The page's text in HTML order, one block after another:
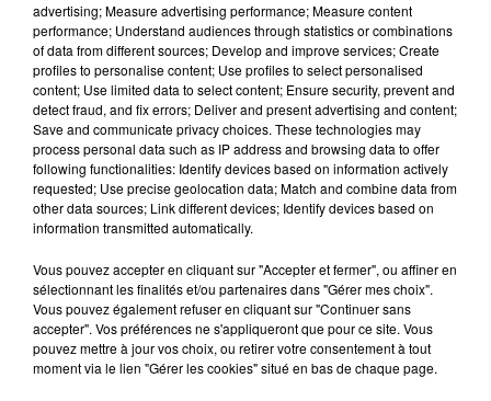
advertising; Measure advertising performance; Measure content
performance; Understand audiences through statistics or combinations
of data from different sources; Develop and improve services; Create
profiles to personalise content; Use profiles to select personalised
content; Use limited data to select content; Ensure security, prevent and
detect fraud, and fix errors; Deliver and present advertising and content;
Save and communicate privacy choices. These technologies may
process personal data such as IP address and browsing data to offer
following functionalities: Identify devices based on information actively
requested; Use precise geolocation data; Match and combine data from
other data sources; Link different devices; Identify devices based on
information transmitted automatically.
Vous pouvez accepter en cliquant sur "Accepter et fermer", ou affiner en
sélectionnant les finalités et/ou partenaires dans "Gérer mes choix".
Vous pouvez également refuser en cliquant sur "Continuer sans
accepter". Vos préférences ne s'appliqueront que pour ce site. Vous
pouvez mettre à jour vos choix, ou retirer votre consentement à tout
moment via le lien "Gérer les cookies" situé en bas de chaque page.